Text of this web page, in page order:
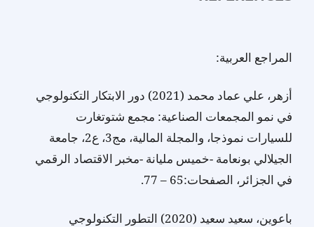
المراجع العربية:
أزهر، علي عماد محمد (2021) دور الابتكار التكنولوجي
في نمو المجمعات الصناعية: مجمع شتوتغارت
للسيارات نموذجا، والمجلة المالية، مج3، ع2، جامعة
الجيلالي بونعامة -خميس مليانة -مخبر الاقتصاد الرقمي
في الجزائر، الصفحات:65 – 77.
باعوين، سعيد سعيد (2020) التطور التكنولوجي